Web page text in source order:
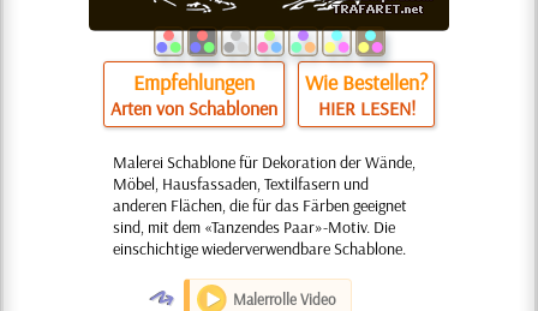
Empfehlungen
Arten von Schablonen
Wie Bestellen?
HIER LESEN!
Malerei Schablone für Dekoration der Wände,
Möbel, Hausfassaden, Textilfasern und
anderen Flächen, die für das Färben geeignet
sind, mit dem «Tanzendes Paar»-Motiv. Die
einschichtige wiederverwendbare Schablone.
O Malerrolle Video